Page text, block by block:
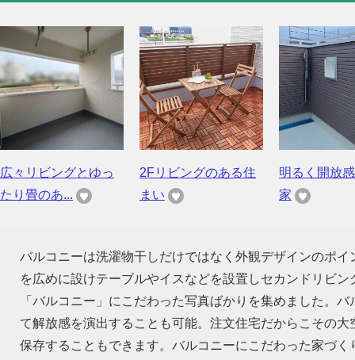
広々リビングとゆっ
たり畳のあ...
2Fリビングのある住
まい
明るく開放
家
バルコニーは洗濯物干しだけではなく外観デザインのポ
を広めに設けテーブルやイスなどを設置しセカンドリビ
「バルコニー」にこだわった写真ばかりを集めました。
て解放感を演出することも可能。注文住宅だからこその
保存することもできます。バルコニーにこだわった家づ